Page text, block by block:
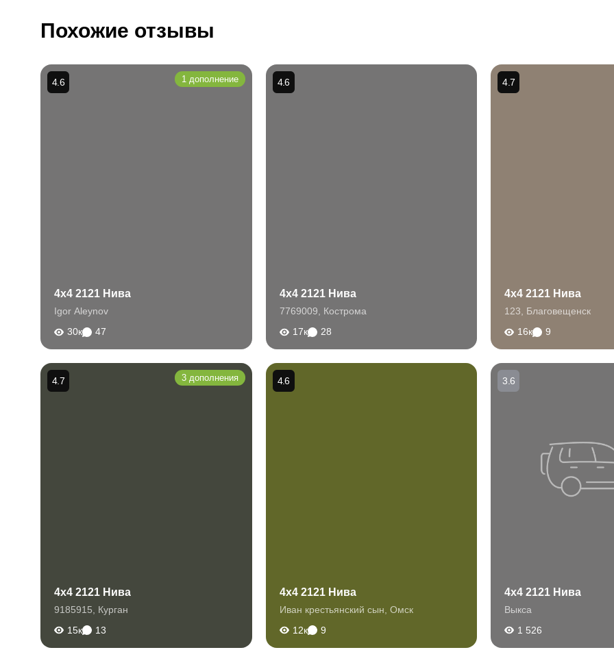
Похожие отзывы
4x4 2121 Нива
Igor Aleynov
30к
47
4.6 1 дополнение
4x4 2121 Нива
7769009
Кострома
17к
28
4.6
4x4 2121 Нива
123
Благовещенск
16к
9
4.7
4x4 2121 Нива
9185915
Курган
15к
13
4.7 3 дополнения
4x4 2121 Нива
Иван крестьянский сын Омск
12к
9
4.6
4x4 2121 Нива
Выкса
1 526
3.6